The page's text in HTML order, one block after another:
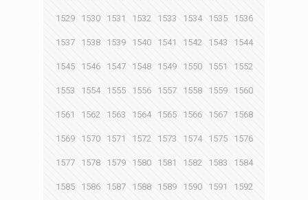
1529 1530 1531 1532 1533 1534 1535 1536
1537 1538 1539 1540 1541 1542 1543 1544
1545 1546 1547 1548 1549 1550 1551 1552
1553 1554 1555 1556 1557 1558 1559 1560
1561 1562 1563 1564 1565 1566 1567 1568
1569 1570 1571 1572 1573 1574 1575 1576
1577 1578 1579 1580 1581 1582 1583 1584
1585 1586 1587 1588 1589 1590 1591 1592